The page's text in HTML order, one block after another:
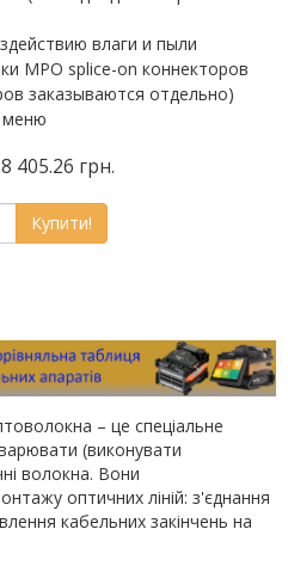
влаги и пыли
MPO splice-on коннекторов
заказываются отдельно)
меню
405.26 грн.
Купити!
– це спеціальне
(виконувати
волокна. Вони
оптичних ліній: з'єднання
кабельних закінчень на